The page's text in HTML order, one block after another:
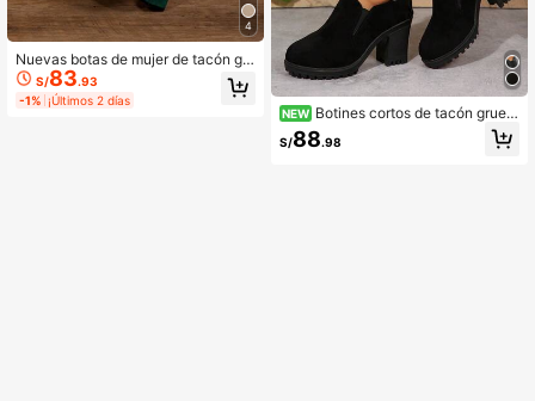
4
Nuevas botas de mujer de tacón gr
ueso y punta afilada, botas de tobill
o versátiles y de moda
S/83.93
-1% ¡Últimos 2 días
NEW Botines cortos de tacón grues
o para mujer, color liso, tacón alto, c
asual, negro, antideslizante, cómod
S/88.98